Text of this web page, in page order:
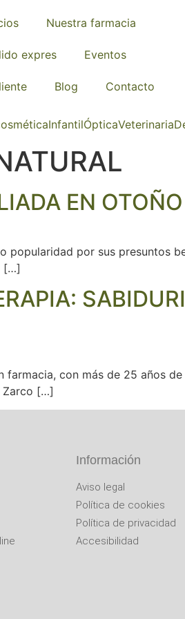
Nuestra farmacia
expres Eventos
Blog Contacto
InfantilÓpticaVeterinaria
EN OTOÑO
popularidad por sus presuntos
[…]
con más de 25 años
Zarco […]
Información
Aviso legal
Política de cookies
Política de privacidad
Accesibilidad